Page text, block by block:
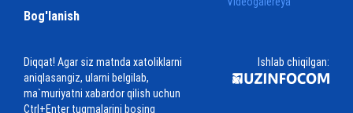
Bog'lanish
Diqqat! Agar siz matnda xatoliklarni
aniqlasangiz, ularni belgilab,
ma`muriyatni xabardor qilish uchun
Ctrl+Enter tugmalarini bosing
Ishlab chiqilgan: